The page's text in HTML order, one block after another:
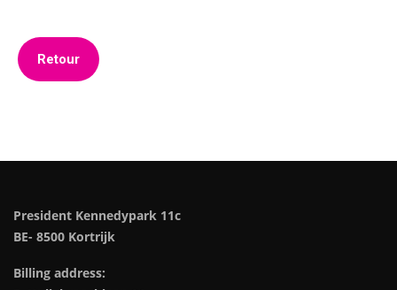
Retour
President Kennedypark 11c
BE- 8500 Kortrijk
Billing address: